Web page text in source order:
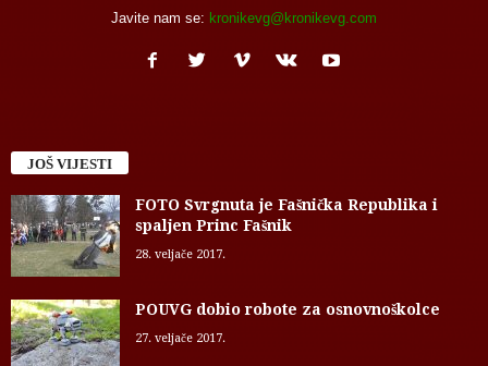
Javite nam se: kronikevg@kronikevg.com
JOŠ VIJESTI
FOTO Svrgnuta je Fašnička Republika i
spaljen Princ Fašnik
28. veljače 2017.
POUVG dobio robote za osnovnoškolce
27. veljače 2017.